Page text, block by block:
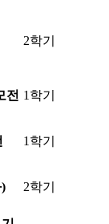
2학기
전 1학기
1학기
2학기